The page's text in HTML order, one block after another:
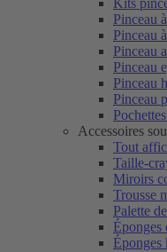
Kits
Pinceau
Pinceau
Pinceau
Pinceau
Pinceau
Pinceau
Accessoires
Tout
Taille-
Miroirs
Trousse
Palette
Éponges
Éponges